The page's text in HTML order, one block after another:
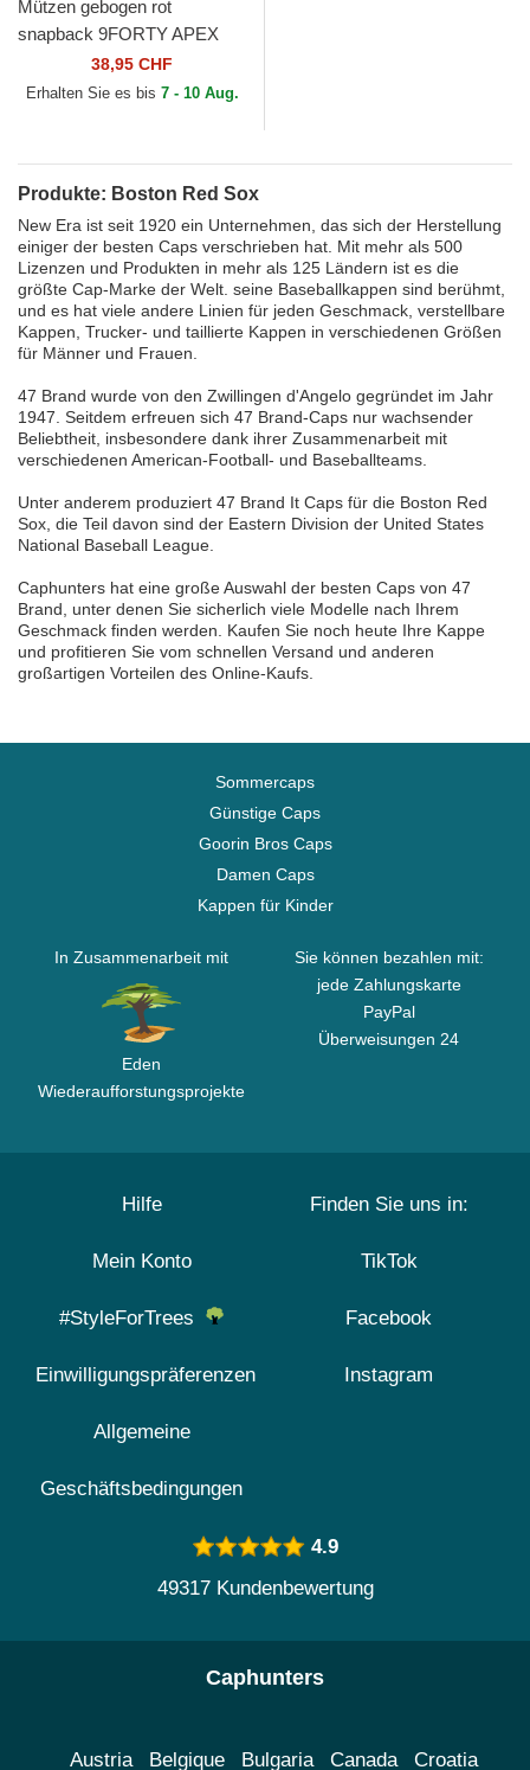
Mützen gebogen rot
snapback 9FORTY APEX
BP Letters der Boston Red
Sox MLB von New Era
38,95 CHF
Erhalten Sie es bis 7 - 10 Aug.
Produkte: Boston Red Sox
New Era ist seit 1920 ein Unternehmen, das sich der Herstellung
einiger der besten Caps verschrieben hat. Mit mehr als 500
Lizenzen und Produkten in mehr als 125 Ländern ist es die
größte Cap-Marke der Welt. seine Baseballkappen sind berühmt,
und es hat viele andere Linien für jeden Geschmack, verstellbare
Kappen, Trucker- und taillierte Kappen in verschiedenen Größen
für Männer und Frauen.
47 Brand wurde von den Zwillingen d'Angelo gegründet im Jahr
1947. Seitdem erfreuen sich 47 Brand-Caps nur wachsender
Beliebtheit, insbesondere dank ihrer Zusammenarbeit mit
verschiedenen American-Football- und Baseballteams.
Unter anderem produziert 47 Brand It Caps für die Boston Red
Sox, die Teil davon sind der Eastern Division der United States
National Baseball League.
Caphunters hat eine große Auswahl der besten Caps von 47
Brand, unter denen Sie sicherlich viele Modelle nach Ihrem
Geschmack finden werden. Kaufen Sie noch heute Ihre Kappe
und profitieren Sie vom schnellen Versand und anderen
großartigen Vorteilen des Online-Kaufs.
Sommercaps
Günstige Caps
Goorin Bros Caps
Damen Caps
Kappen für Kinder
In Zusammenarbeit mit
Eden
Wiederaufforstungsprojekte
Sie können bezahlen mit:
jede Zahlungskarte
PayPal
Überweisungen 24
Hilfe
Mein Konto
#StyleForTrees
Einwilligungspräferenzen
Allgemeine
Geschäftsbedingungen
Finden Sie uns in:
TikTok
Facebook
Instagram
4.9
49317 Kundenbewertung
Caphunters
Austria Belgique Bulgaria Canada Croatia